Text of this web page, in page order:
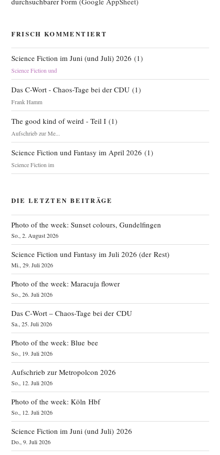
FRISCH KOMMENTIERT
Science Fiction im Juni (und Juli) 2026 (1)
Science Fiction und
Das C-Wort - Chaos-Tage bei der CDU(1)
Frank Hamm
The good kind of weird - Teil I(1)
Aufschrieb zur Me...
Science Fiction und Fantasy im April 2026 (1)
Science Fiction im
DIE LETZTEN BEITRÄGE
Photo of the week: Sunset colours, Gundelfingen
So., 2. August 2026
Science Fiction und Fantasy im Juli 2026 (der Rest)
Mi., 29. Juli 2026
Photo of the week: Maracuja flower
So., 26. Juli 2026
Das C‑Wort – Chaos-Tage bei der CDU
Sa., 25. Juli 2026
Photo of the week: Blue bee
So., 19. Juli 2026
Aufschrieb zur Metropolcon 2026
So., 12. Juli 2026
Photo of the week: Köln Hbf
So., 12. Juli 2026
Science Fiction im Juni (und Juli) 2026
Do., 9. Juli 2026